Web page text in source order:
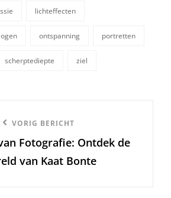
lichteffecten
ogen ontspanning portretten
scherptediepte ziel
VORIG BERICHT
Fotografie: Ontdek de
van Kaat Bonte